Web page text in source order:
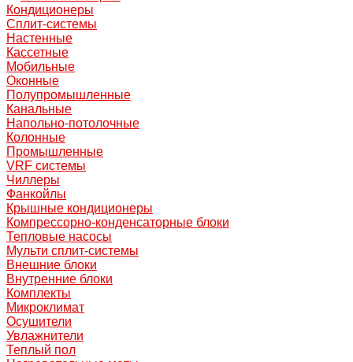
Кондиционеры
Сплит-системы
Настенные
Кассетные
Мобильные
Оконные
Полупромышленные
Канальные
Напольно-потолочные
Колонные
Промышленные
VRF системы
Чиллеры
Фанкойлы
Крышные кондиционеры
Компрессорно-конденсаторные блоки
Тепловые насосы
Мульти сплит-системы
Внешние блоки
Внутренние блоки
Комплекты
Микроклимат
Осушители
Увлажнители
Теплый пол